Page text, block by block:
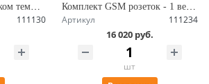
111130
Комплект GSM розеток - 1 ведущая + 4 ведомых, работа по расписанию, датчик температуры, управление по SMS Simpal-T4004 V2
Артикул 111234
16 020 руб.
шт